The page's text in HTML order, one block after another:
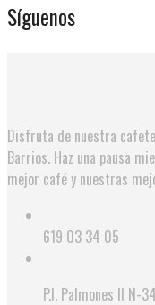
Síguenos
Disfruta de nuestra
Barrios. Haz una pausa
mejor café y nuestras
619 03 34 05
P.I. Palmones II N-